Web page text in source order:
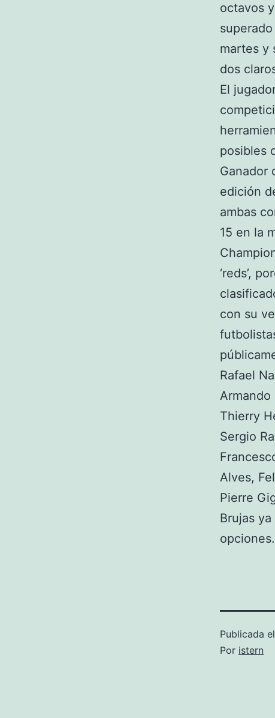
octavos
martes y
dos
El
posibles
Ganador
edición
ambas
15 en la
‘reds’,
con su
Rafael
Armando
Thierry
Sergio
Alves,
Pierre
Brujas
opciones.
Publicada el
Por istern